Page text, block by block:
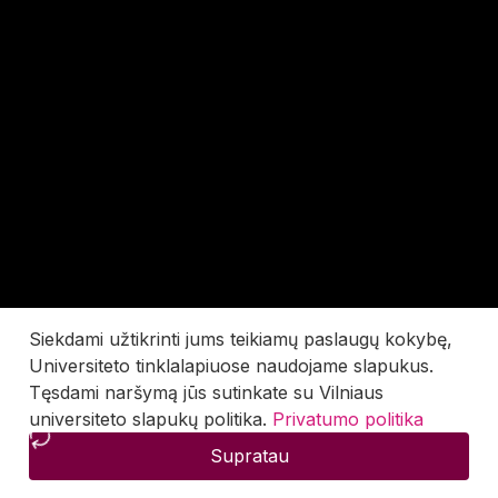
Siekdami užtikrinti jums teikiamų paslaugų kokybę,
Universiteto tinklalapiuose naudojame slapukus.
Tęsdami naršymą jūs sutinkate su Vilniaus
universiteto slapukų politika. Privatumo politika
Supratau